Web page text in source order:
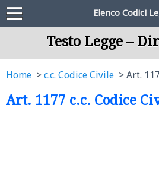
Elenco Codici
Testo Legge –
Home c.c. Codice Civile Art.
Art. 1177 c.c. Codice